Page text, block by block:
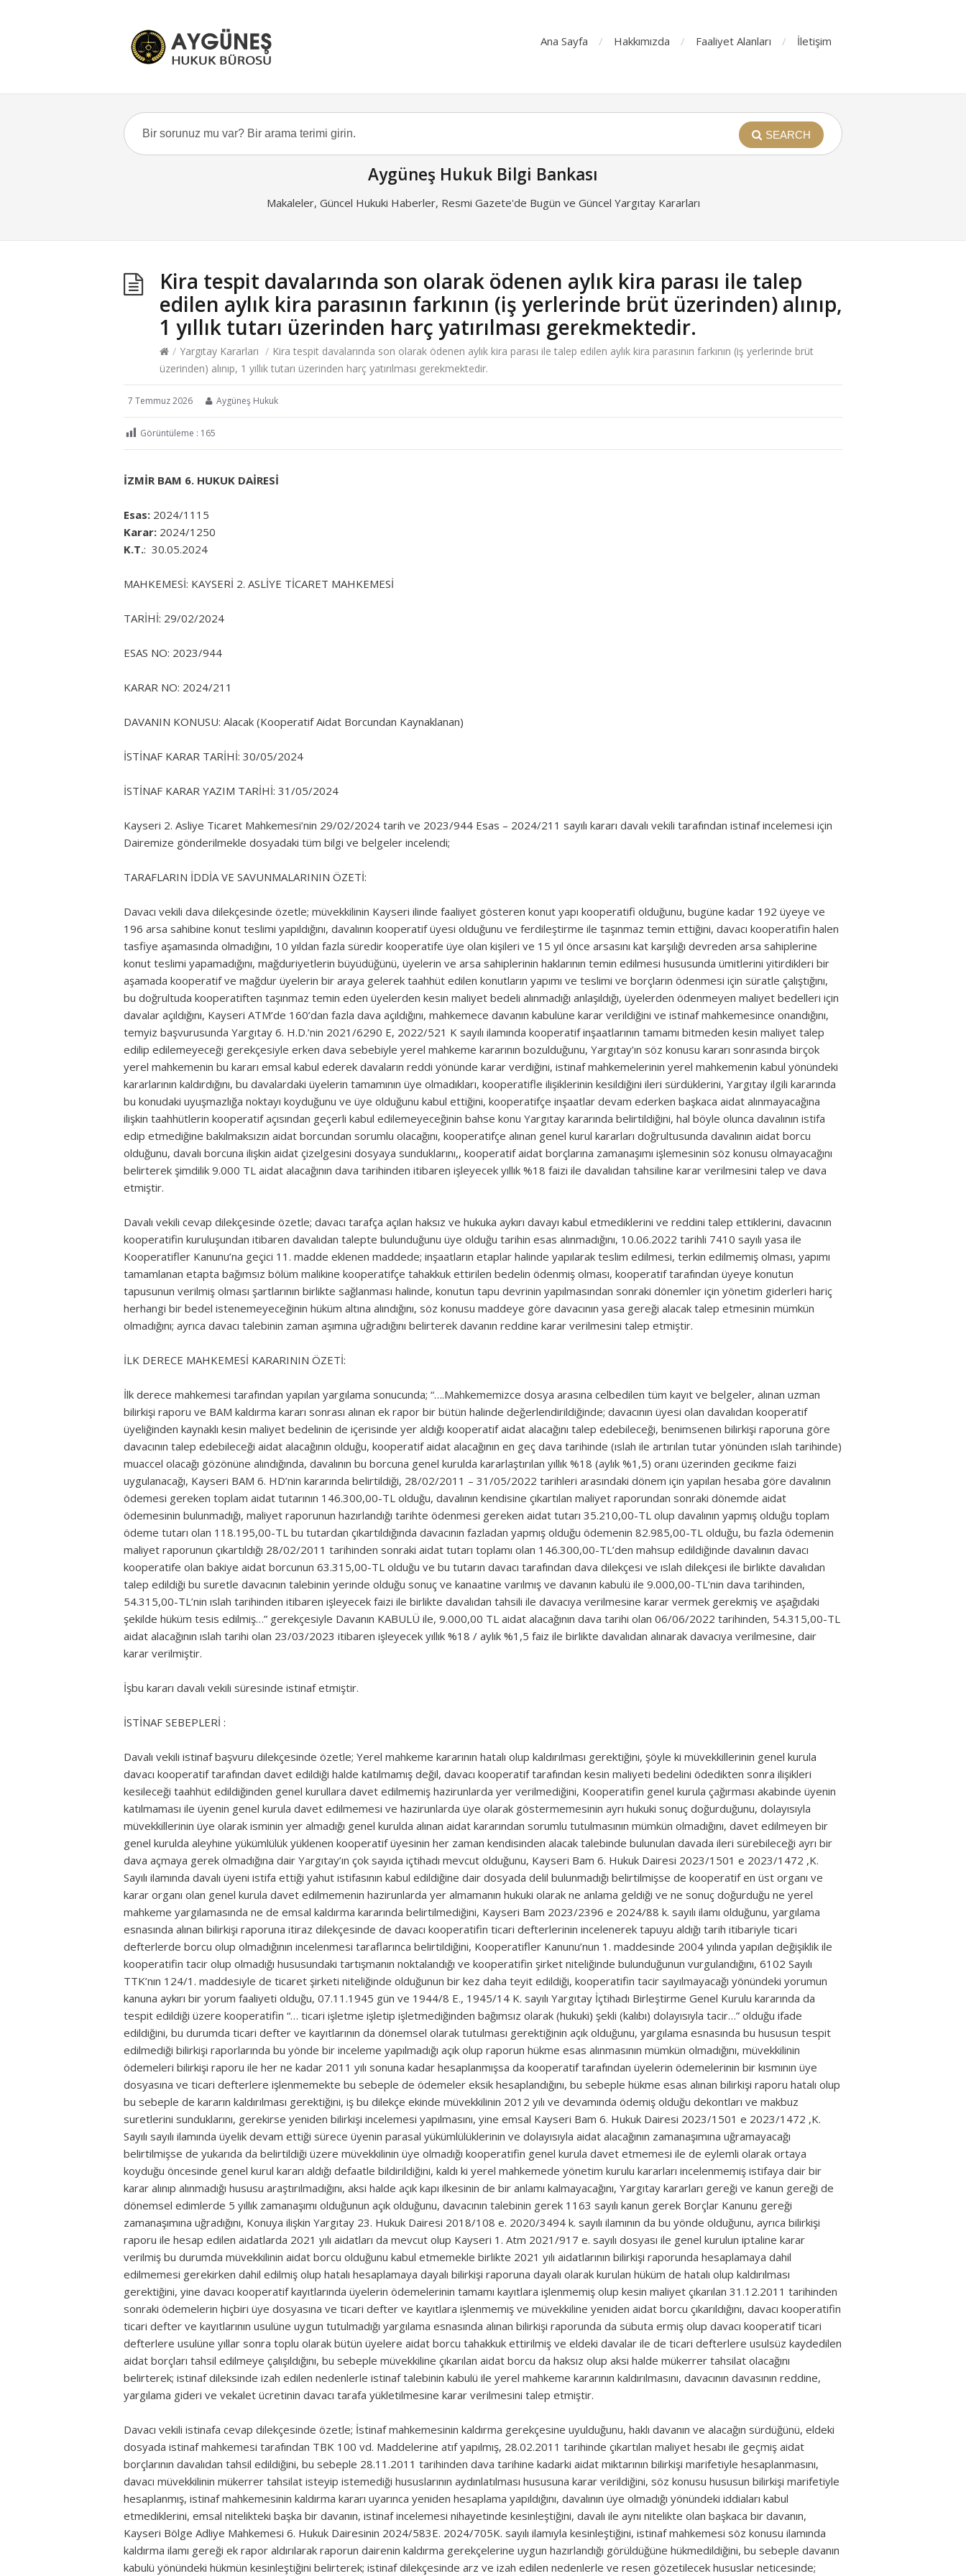
Ana Sayfa Hakkımızda Faaliyet Alanları İletişim
SEARCH
Aygüneş Hukuk Bilgi Bankası
Makaleler, Güncel Hukuki Haberler, Resmi Gazete'de Bugün ve Güncel Yargıtay Kararları
Kira tespit davalarında son olarak ödenen aylık kira parası ile talep
edilen aylık kira parasının farkının (iş yerlerinde brüt üzerinden) alınıp,
1 yıllık tutarı üzerinden harç yatırılması gerekmektedir.
/ Yargıtay Kararları / Kira tespit davalarında son olarak ödenen aylık kira parası ile talep edilen aylık kira parasının farkının (iş yerlerinde brüt
üzerinden) alınıp, 1 yıllık tutarı üzerinden harç yatırılması gerekmektedir.
7 Temmuz 2026 Aygüneş Hukuk
Görüntüleme : 165
İZMİR BAM 6. HUKUK DAİRESİ
Esas: 2024/1115
Karar: 2024/1250
K.T.: 30.05.2024
MAHKEMESİ: KAYSERİ 2. ASLİYE TİCARET MAHKEMESİ
TARİHİ: 29/02/2024
ESAS NO: 2023/944
KARAR NO: 2024/211
DAVANIN KONUSU: Alacak (Kooperatif Aidat Borcundan Kaynaklanan)
İSTİNAF KARAR TARİHİ: 30/05/2024
İSTİNAF KARAR YAZIM TARİHİ: 31/05/2024
Kayseri 2. Asliye Ticaret Mahkemesi’nin 29/02/2024 tarih ve 2023/944 Esas – 2024/211 sayılı kararı davalı vekili tarafından istinaf incelemesi için
Dairemize gönderilmekle dosyadaki tüm bilgi ve belgeler incelendi;
TARAFLARIN İDDİA VE SAVUNMALARININ ÖZETİ:
Davacı vekili dava dilekçesinde özetle; müvekkilinin Kayseri ilinde faaliyet gösteren konut yapı kooperatifi olduğunu, bugüne kadar 192 üyeye ve
196 arsa sahibine konut teslimi yapıldığını, davalının kooperatif üyesi olduğunu ve ferdileştirme ile taşınmaz temin ettiğini, davacı kooperatifin halen
tasfiye aşamasında olmadığını, 10 yıldan fazla süredir kooperatife üye olan kişileri ve 15 yıl önce arsasını kat karşılığı devreden arsa sahiplerine
konut teslimi yapamadığını, mağduriyetlerin büyüdüğünü, üyelerin ve arsa sahiplerinin haklarının temin edilmesi hususunda ümitlerini yitirdikleri bir
aşamada kooperatif ve mağdur üyelerin bir araya gelerek taahhüt edilen konutların yapımı ve teslimi ve borçların ödenmesi için süratle çalıştığını,
bu doğrultuda kooperatiften taşınmaz temin eden üyelerden kesin maliyet bedeli alınmadığı anlaşıldığı, üyelerden ödenmeyen maliyet bedelleri için
davalar açıldığını, Kayseri ATM’de 160’dan fazla dava açıldığını, mahkemece davanın kabulüne karar verildiğini ve istinaf mahkemesince onandığını,
temyiz başvurusunda Yargıtay 6. H.D.’nin 2021/6290 E, 2022/521 K sayılı ilamında kooperatif inşaatlarının tamamı bitmeden kesin maliyet talep
edilip edilemeyeceği gerekçesiyle erken dava sebebiyle yerel mahkeme kararının bozulduğunu, Yargıtay’ın söz konusu kararı sonrasında birçok
yerel mahkemenin bu kararı emsal kabul ederek davaların reddi yönünde karar verdiğini, istinaf mahkemelerinin yerel mahkemenin kabul yönündeki
kararlarının kaldırdığını, bu davalardaki üyelerin tamamının üye olmadıkları, kooperatifle ilişiklerinin kesildiğini ileri sürdüklerini, Yargıtay ilgili kararında
bu konudaki uyuşmazlığa noktayı koyduğunu ve üye olduğunu kabul ettiğini, kooperatifçe inşaatlar devam ederken başkaca aidat alınmayacağına
ilişkin taahhütlerin kooperatif açısından geçerli kabul edilemeyeceğinin bahse konu Yargıtay kararında belirtildiğini, hal böyle olunca davalının istifa
edip etmediğine bakılmaksızın aidat borcundan sorumlu olacağını, kooperatifçe alınan genel kurul kararları doğrultusunda davalının aidat borcu
olduğunu, davalı borcuna ilişkin aidat çizelgesini dosyaya sunduklarını,, kooperatif aidat borçlarına zamanaşımı işlemesinin söz konusu olmayacağını
belirterek şimdilik 9.000 TL aidat alacağının dava tarihinden itibaren işleyecek yıllık %18 faizi ile davalıdan tahsiline karar verilmesini talep ve dava
etmiştir.
Davalı vekili cevap dilekçesinde özetle; davacı tarafça açılan haksız ve hukuka aykırı davayı kabul etmediklerini ve reddini talep ettiklerini, davacının
kooperatifin kuruluşundan itibaren davalıdan talepte bulunduğunu üye olduğu tarihin esas alınmadığını, 10.06.2022 tarihli 7410 sayılı yasa ile
Kooperatifler Kanunu’na geçici 11. madde eklenen maddede; inşaatların etaplar halinde yapılarak teslim edilmesi, terkin edilmemiş olması, yapımı
tamamlanan etapta bağımsız bölüm malikine kooperatifçe tahakkuk ettirilen bedelin ödenmiş olması, kooperatif tarafından üyeye konutun
tapusunun verilmiş olması şartlarının birlikte sağlanması halinde, konutun tapu devrinin yapılmasından sonraki dönemler için yönetim giderleri hariç
herhangi bir bedel istenemeyeceğinin hüküm altına alındığını, söz konusu maddeye göre davacının yasa gereği alacak talep etmesinin mümkün
olmadığını; ayrıca davacı talebinin zaman aşımına uğradığını belirterek davanın reddine karar verilmesini talep etmiştir.
İLK DERECE MAHKEMESİ KARARININ ÖZETİ:
İlk derece mahkemesi tarafından yapılan yargılama sonucunda; “….Mahkememizce dosya arasına celbedilen tüm kayıt ve belgeler, alınan uzman
bilirkişi raporu ve BAM kaldırma kararı sonrası alınan ek rapor bir bütün halinde değerlendirildiğinde; davacının üyesi olan davalıdan kooperatif
üyeliğinden kaynaklı kesin maliyet bedelinin de içerisinde yer aldığı kooperatif aidat alacağını talep edebileceği, benimsenen bilirkişi raporuna göre
davacının talep edebileceği aidat alacağının olduğu, kooperatif aidat alacağının en geç dava tarihinde (ıslah ile artırılan tutar yönünden ıslah tarihinde)
muaccel olacağı gözönüne alındığında, davalının bu borcuna genel kurulda kararlaştırılan yıllık %18 (aylık %1,5) oranı üzerinden gecikme faizi
uygulanacağı, Kayseri BAM 6. HD’nin kararında belirtildiği, 28/02/2011 – 31/05/2022 tarihleri arasındaki dönem için yapılan hesaba göre davalının
ödemesi gereken toplam aidat tutarının 146.300,00-TL olduğu, davalının kendisine çıkartılan maliyet raporundan sonraki dönemde aidat
ödemesinin bulunmadığı, maliyet raporunun hazırlandığı tarihte ödenmesi gereken aidat tutarı 35.210,00-TL olup davalının yapmış olduğu toplam
ödeme tutarı olan 118.195,00-TL bu tutardan çıkartıldığında davacının fazladan yapmış olduğu ödemenin 82.985,00-TL olduğu, bu fazla ödemenin
maliyet raporunun çıkartıldığı 28/02/2011 tarihinden sonraki aidat tutarı toplamı olan 146.300,00-TL’den mahsup edildiğinde davalının davacı
kooperatife olan bakiye aidat borcunun 63.315,00-TL olduğu ve bu tutarın davacı tarafından dava dilekçesi ve ıslah dilekçesi ile birlikte davalıdan
talep edildiği bu suretle davacının talebinin yerinde olduğu sonuç ve kanaatine varılmış ve davanın kabulü ile 9.000,00-TL’nin dava tarihinden,
54.315,00-TL’nin ıslah tarihinden itibaren işleyecek faizi ile birlikte davalıdan tahsili ile davacıya verilmesine karar vermek gerekmiş ve aşağıdaki
şekilde hüküm tesis edilmiş…” gerekçesiyle Davanın KABULÜ ile, 9.000,00 TL aidat alacağının dava tarihi olan 06/06/2022 tarihinden, 54.315,00-TL
aidat alacağının ıslah tarihi olan 23/03/2023 itibaren işleyecek yıllık %18 / aylık %1,5 faiz ile birlikte davalıdan alınarak davacıya verilmesine, dair
karar verilmiştir.
İşbu kararı davalı vekili süresinde istinaf etmiştir.
İSTİNAF SEBEPLERİ :
Davalı vekili istinaf başvuru dilekçesinde özetle; Yerel mahkeme kararının hatalı olup kaldırılması gerektiğini, şöyle ki müvekkillerinin genel kurula
davacı kooperatif tarafından davet edildiği halde katılmamış değil, davacı kooperatif tarafından kesin maliyeti bedelini ödedikten sonra ilişikleri
kesileceği taahhüt edildiğinden genel kurullara davet edilmemiş hazirunlarda yer verilmediğini, Kooperatifin genel kurula çağırması akabinde üyenin
katılmaması ile üyenin genel kurula davet edilmemesi ve hazirunlarda üye olarak göstermemesinin ayrı hukuki sonuç doğurduğunu, dolayısıyla
müvekkillerinin üye olarak isminin yer almadığı genel kurulda alınan aidat kararından sorumlu tutulmasının mümkün olmadığını, davet edilmeyen bir
genel kurulda aleyhine yükümlülük yüklenen kooperatif üyesinin her zaman kendisinden alacak talebinde bulunulan davada ileri sürebileceği ayrı bir
dava açmaya gerek olmadığına dair Yargıtay’ın çok sayıda içtihadı mevcut olduğunu, Kayseri Bam 6. Hukuk Dairesi 2023/1501 e 2023/1472 ,K.
Sayılı ilamında davalı üyeni istifa ettiği yahut istifasının kabul edildiğine dair dosyada delil bulunmadığı belirtilmişse de kooperatif en üst organı ve
karar organı olan genel kurula davet edilmemenin hazirunlarda yer almamanın hukuki olarak ne anlama geldiği ve ne sonuç doğurduğu ne yerel
mahkeme yargılamasında ne de emsal kaldırma kararında belirtilmediğini, Kayseri Bam 2023/2396 e 2024/88 k. sayılı ilamı olduğunu, yargılama
esnasında alınan bilirkişi raporuna itiraz dilekçesinde de davacı kooperatifin ticari defterlerinin incelenerek tapuyu aldığı tarih itibariyle ticari
defterlerde borcu olup olmadığının incelenmesi taraflarınca belirtildiğini, Kooperatifler Kanunu’nun 1. maddesinde 2004 yılında yapılan değişiklik ile
kooperatifin tacir olup olmadığı hususundaki tartışmanın noktalandığı ve kooperatifin şirket niteliğinde bulunduğunun vurgulandığını, 6102 Sayılı
TTK’nın 124/1. maddesiyle de ticaret şirketi niteliğinde olduğunun bir kez daha teyit edildiği, kooperatifin tacir sayılmayacağı yönündeki yorumun
kanuna aykırı bir yorum faaliyeti olduğu, 07.11.1945 gün ve 1944/8 E., 1945/14 K. sayılı Yargıtay İçtihadı Birleştirme Genel Kurulu kararında da
tespit edildiği üzere kooperatifin “… ticari işletme işletip işletmediğinden bağımsız olarak (hukuki) şekli (kalıbı) dolayısıyla tacir…” olduğu ifade
edildiğini, bu durumda ticari defter ve kayıtlarının da dönemsel olarak tutulması gerektiğinin açık olduğunu, yargılama esnasında bu hususun tespit
edilmediği bilirkişi raporlarında bu yönde bir inceleme yapılmadığı açık olup raporun hükme esas alınmasının mümkün olmadığını, müvekkilinin
ödemeleri bilirkişi raporu ile her ne kadar 2011 yılı sonuna kadar hesaplanmışsa da kooperatif tarafından üyelerin ödemelerinin bir kısmının üye
dosyasına ve ticari defterlere işlenmemekte bu sebeple de ödemeler eksik hesaplandığını, bu sebeple hükme esas alınan bilirkişi raporu hatalı olup
bu sebeple de kararın kaldırılması gerektiğini, iş bu dilekçe ekinde müvekkilinin 2012 yılı ve devamında ödemiş olduğu dekontları ve makbuz
suretlerini sunduklarını, gerekirse yeniden bilirkişi incelemesi yapılmasını, yine emsal Kayseri Bam 6. Hukuk Dairesi 2023/1501 e 2023/1472 ,K.
Sayılı sayılı ilamında üyelik devam ettiği sürece üyenin parasal yükümlülüklerinin ve dolayısıyla aidat alacağının zamanaşımına uğramayacağı
belirtilmişse de yukarıda da belirtildiği üzere müvekkilinin üye olmadığı kooperatifin genel kurula davet etmemesi ile de eylemli olarak ortaya
koyduğu öncesinde genel kurul kararı aldığı defaatle bildirildiğini, kaldı ki yerel mahkemede yönetim kurulu kararları incelenmemiş istifaya dair bir
karar alınıp alınmadığı hususu araştırılmadığını, aksi halde açık kapı ilkesinin de bir anlamı kalmayacağını, Yargıtay kararları gereği ve kanun gereği de
dönemsel edimlerde 5 yıllık zamanaşımı olduğunun açık olduğunu, davacının talebinin gerek 1163 sayılı kanun gerek Borçlar Kanunu gereği
zamanaşımına uğradığını, Konuya ilişkin Yargıtay 23. Hukuk Dairesi 2018/108 e. 2020/3494 k. sayılı ilamının da bu yönde olduğunu, ayrıca bilirkişi
raporu ile hesap edilen aidatlarda 2021 yılı aidatları da mevcut olup Kayseri 1. Atm 2021/917 e. sayılı dosyası ile genel kurulun iptaline karar
verilmiş bu durumda müvekkilinin aidat borcu olduğunu kabul etmemekle birlikte 2021 yılı aidatlarının bilirkişi raporunda hesaplamaya dahil
edilmemesi gerekirken dahil edilmiş olup hatalı hesaplamaya dayalı bilirkişi raporuna dayalı olarak kurulan hüküm de hatalı olup kaldırılması
gerektiğini, yine davacı kooperatif kayıtlarında üyelerin ödemelerinin tamamı kayıtlara işlenmemiş olup kesin maliyet çıkarılan 31.12.2011 tarihinden
sonraki ödemelerin hiçbiri üye dosyasına ve ticari defter ve kayıtlara işlenmemiş ve müvekkiline yeniden aidat borcu çıkarıldığını, davacı kooperatifin
ticari defter ve kayıtlarının usulüne uygun tutulmadığı yargılama esnasında alınan bilirkişi raporunda da sübuta ermiş olup davacı kooperatif ticari
defterlere usulüne yıllar sonra toplu olarak bütün üyelere aidat borcu tahakkuk ettirilmiş ve eldeki davalar ile de ticari defterlere usulsüz kaydedilen
aidat borçları tahsil edilmeye çalışıldığını, bu sebeple müvekkiline çıkarılan aidat borcu da haksız olup aksi halde mükerrer tahsilat olacağını
belirterek; istinaf dileksinde izah edilen nedenlerle istinaf talebinin kabulü ile yerel mahkeme kararının kaldırılmasını, davacının davasının reddine,
yargılama gideri ve vekalet ücretinin davacı tarafa yükletilmesine karar verilmesini talep etmiştir.
Davacı vekili istinafa cevap dilekçesinde özetle; İstinaf mahkemesinin kaldırma gerekçesine uyulduğunu, haklı davanın ve alacağın sürdüğünü, eldeki
dosyada istinaf mahkemesi tarafından TBK 100 vd. Maddelerine atıf yapılmış, 28.02.2011 tarihinde çıkartılan maliyet hesabı ile geçmiş aidat
borçlarının davalıdan tahsil edildiğini, bu sebeple 28.11.2011 tarihinden dava tarihine kadarki aidat miktarının bilirkişi marifetiyle hesaplanmasını,
davacı müvekkilinin mükerrer tahsilat isteyip istemediği hususlarının aydınlatılması hususuna karar verildiğini, söz konusu hususun bilirkişi marifetiyle
hesaplanmış, istinaf mahkemesinin kaldırma kararı uyarınca yeniden hesaplama yapıldığını, davalının üye olmadığı yönündeki iddiaları kabul
etmediklerini, emsal nitelikteki başka bir davanın, istinaf incelemesi nihayetinde kesinleştiğini, davalı ile aynı nitelikte olan başkaca bir davanın,
Kayseri Bölge Adliye Mahkemesi 6. Hukuk Dairesinin 2024/583E. 2024/705K. sayılı ilamıyla kesinleştiğini, istinaf mahkemesi söz konusu ilamında
kaldırma ilamı gereği ek rapor aldırılarak raporun dairenin kaldırma gerekçelerine uygun hazırlandığı görüldüğüne hükmedildiğini, bu sebeple davanın
kabulü yönündeki hükmün kesinleştiğini belirterek; istinaf dilekçesinde arz ve izah edilen nedenlerle ve resen gözetilecek hususlar neticesinde;